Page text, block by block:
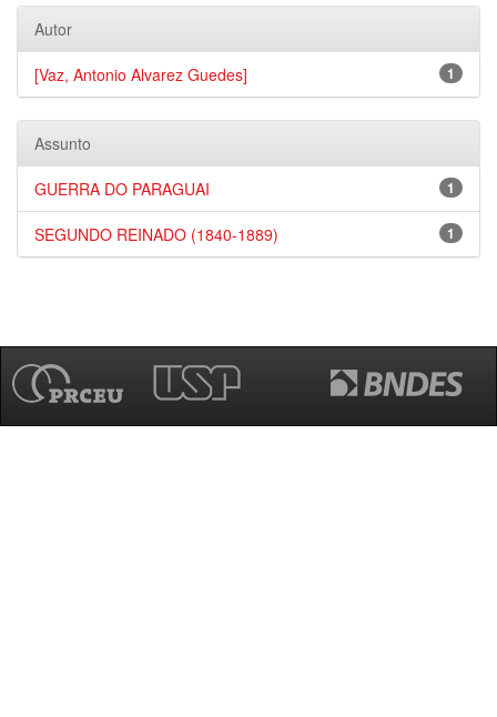
Autor
1
[Vaz, Antonio Alvarez Guedes]
Assunto
1
GUERRA DO PARAGUAI
1
SEGUNDO REINADO (1840-1889)